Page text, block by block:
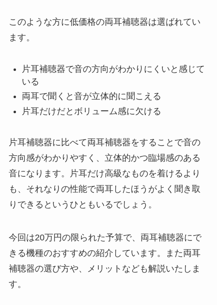
このような方に低価格の両耳補聴器は選ばれてい
ます。
片耳補聴器で音の方向がわかりにくいと感じて
いる
両耳で聞くと音が立体的に聞こえる
片耳だけだとボリューム感に欠ける
片耳補聴器に比べて両耳補聴器をすることで音の
方向感がわかりやすく、立体的かつ臨場感のある
音になります。片耳だけ高級なものを着けるより
も、それなりの性能で両耳したほうがよく聞き取
りできるというひともいるでしょう。
今回は20万円の限られた予算で、両耳補聴器にで
きる機種のおすすめの紹介しています。また両耳
補聴器の選び方や、メリットなども解説いたしま
す。